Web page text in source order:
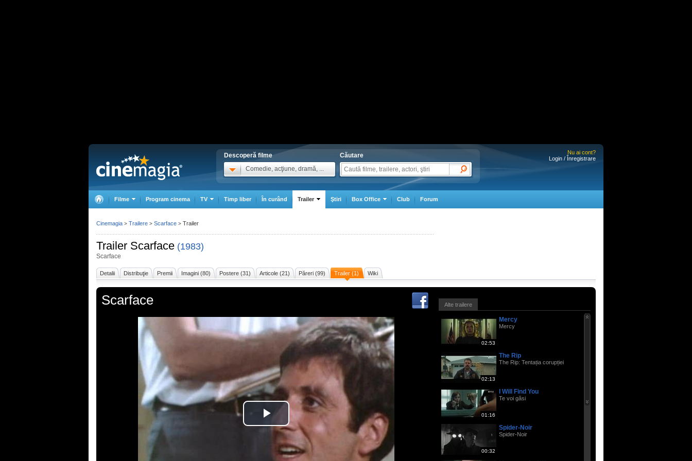
Descoperă filme
Comedie, acţiune, dramă, ...
Căutare
Nu ai cont?
Login / Înregistrare
Filme Program cinema TV Timp liber În curând Trailer Ştiri Box Office Club Forum
Trailer Scarface (1983)
Scarface
Detalii Distribuţie Premii Imagini (80) Postere (31) Articole (21) Păreri (99) Trailer (1) Wiki
Scarface Alte trailere
02:53
Mercy
Mercy
02:13
The Rip
The Rip: Tentația corupției
01:16
I Will Find You
Te voi găsi
00:32
Spider-Noir
Spider-Noir
Cinemagia > Trailere > Scarface > Trailer